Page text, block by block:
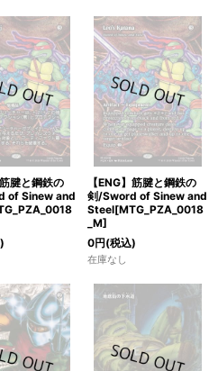
腱と鋼鉄の
of Sinew and
【ENG】筋腱と鋼鉄の
剣/Sword of Sinew and
Steel[MTG_PZA_0018
_M]
0円(税込)
在庫なし